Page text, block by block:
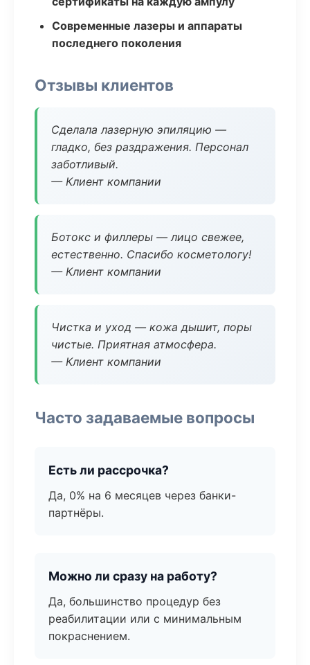
Современные лазеры и аппараты
последнего поколения
Отзывы клиентов
Сделала лазерную эпиляцию —
гладко, без раздражения. Персонал
заботливый.
— Клиент компании
Ботокс и филлеры — лицо свежее,
естественно. Спасибо косметологу!
— Клиент компании
Чистка и уход — кожа дышит, поры
чистые. Приятная атмосфера.
— Клиент компании
Часто задаваемые вопросы
Есть ли рассрочка?
Да, 0% на 6 месяцев через банки-
партнёры.
Можно ли сразу на работу?
Да, большинство процедур без
реабилитации или с минимальным
покраснением.